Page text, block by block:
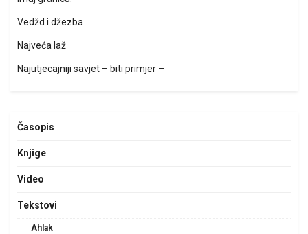
Vedžd i džezba
Najveća laž
Najutjecajniji savjet – biti primjer –
Časopis
Knjige
Video
Tekstovi
Ahlak